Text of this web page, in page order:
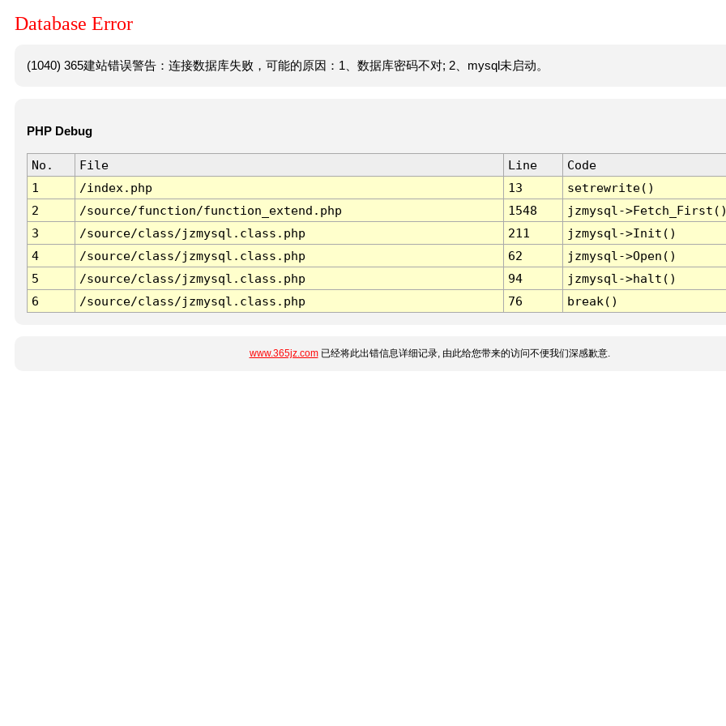
Database Error
(1040) 365建站错误警告：连接数据库失败，可能的原因：1、数据库密码不对; 2、mysql未启动。
PHP Debug
No. File Line
Code
1
/index.php 13
setrewrite()
2
/source/function/function_extend.php 1548
jzmysql-
3
/source/class/jzmysql.class.php 211
jzmysql->Init()
4
/source/class/jzmysql.class.php 62
jzmysql->Open()
5
/source/class/jzmysql.class.php 94
jzmysql->halt()
6
/source/class/jzmysql.class.php 76 break()
www.365jz.com已经将此出错信息详细记录, 由此给您带来的访问不便我们深感歉意.